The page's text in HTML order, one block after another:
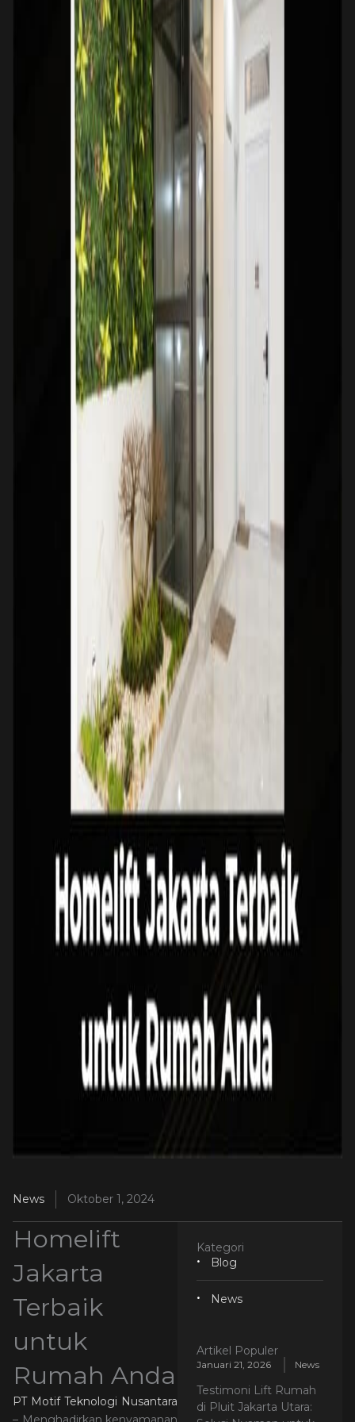
News Oktober 1, 2024
Homelift
Jakarta
Terbaik
untuk
Rumah Anda
PT Motif Teknologi Nusantara
Kategori
Blog
News
Artikel Populer
Testimoni Lift Rumah
di Pluit Jakarta Utara:
Januari 21, 2026 News